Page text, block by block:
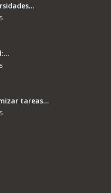
tareas...